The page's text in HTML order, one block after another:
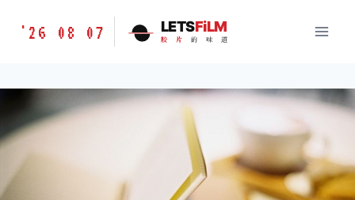
胶
味
道
LETSFILM
'26 08 07 LETSFiLM
胶 片 的 味 道